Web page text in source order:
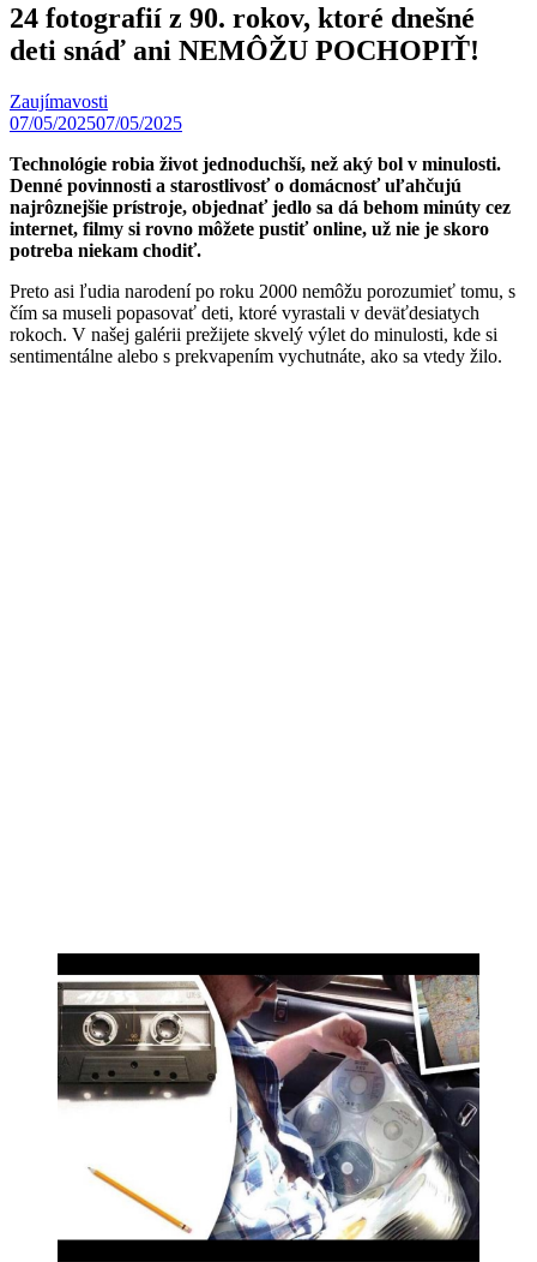
24 fotografií z 90. rokov, ktoré dnešné
deti snáď ani NEMÔŽU POCHOPIŤ!
Zaujímavosti
07/05/202507/05/2025
Technológie robia život jednoduchší, než aký bol v minulosti.
Denné povinnosti a starostlivosť o domácnosť uľahčujú
najrôznejšie prístroje, objednať jedlo sa dá behom minúty cez
internet, filmy si rovno môžete pustiť online, už nie je skoro
potreba niekam chodiť.
Preto asi ľudia narodení po roku 2000 nemôžu porozumieť tomu, s
čím sa museli popasovať deti, ktoré vyrastali v deväťdesiatych
rokoch. V našej galérii prežijete skvelý výlet do minulosti, kde si
sentimentálne alebo s prekvapením vychutnáte, ako sa vtedy žilo.